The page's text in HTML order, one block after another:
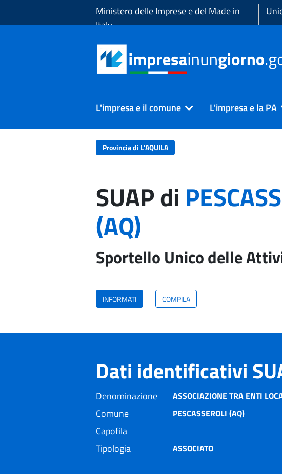
Ministero delle Imprese e del Made in
Italy
L'impresa e il comune L'impresa e la PA
Provincia di L'AQUILA
SUAP di
(AQ)
Sportello Unico delle
INFORMATI COMPILA
Dati identificativi
Denominazione ASSOCIAZIONE TRA ENTI
Comune PESCASSEROLI (AQ)
Capofila
Tipologia
ASSOCIATO